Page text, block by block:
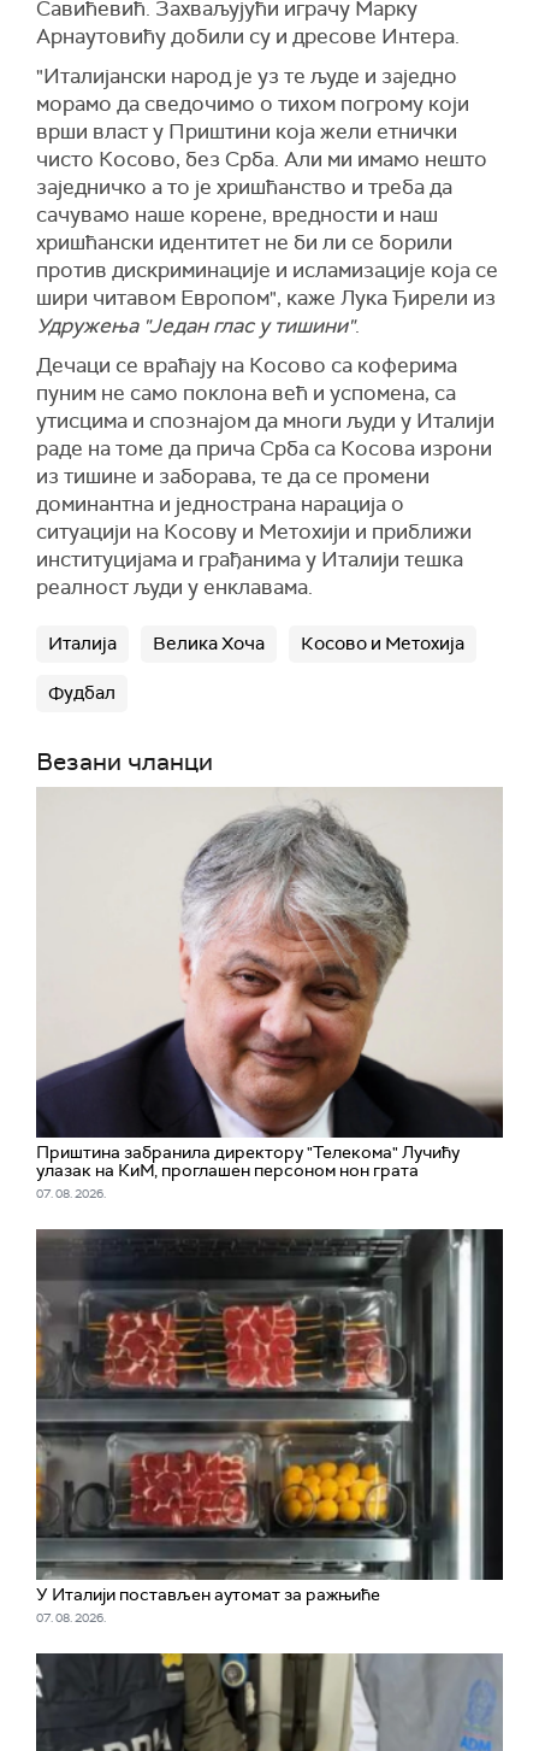
Савићевић. Захваљујући играчу Марку
Арнаутовићу добили су и дресове Интера.
"Италијански народ је уз те људе и заједно
морамо да сведочимо о тихом погрому који
врши власт у Приштини која жели етнички
чисто Косово, без Срба. Али ми имамо нешто
заједничко а то је хришћанство и треба да
сачувамо наше корене, вредности и наш
хришћански идентитет не би ли се борили
против дискриминације и исламизације која се
шири читавом Европом", каже Лука Ђирели из
Удружења "Један глас у тишини".
Дечаци се враћају на Косово са коферима
пуним не само поклона већ и успомена, са
утисцима и спознајом да многи људи у Италији
раде на томе да прича Срба са Косова изрони
из тишине и заборава, те да се промени
доминантна и једнострана нарација о
ситуацији на Косову и Метохији и приближи
институцијама и грађанима у Италији тешка
реалност људи у енклавама.
Италија Велика Хоча Косово и Метохија
Фудбал
Везани чланци
Приштина забранила директору "Телекома" Лучићу
улазак на КиМ, проглашен персоном нон грата
07. 08. 2026.
У Италији постављен аутомат за ражњиће
07. 08. 2026.